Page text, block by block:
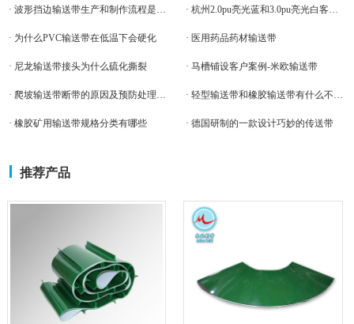
· 波形挡边输送带生产和制作流程是怎样的 · 杭州2.0pu亮光蓝和3.0pu亮光白客户案例-米欧输送带
· 为什么PVC输送带在低温下会硬化 · 医用药品药材输送带
· 尼龙输送带接头为什么硫化撕裂 · 马槽铺设客户案例-米欧输送带
· 爬坡输送带断带的原因及预防处理方法 · 轻型输送带和橡胶输送带有什么不一样的。
· 橡胶矿用输送带规格分类有哪些 · 德国研制的一款设计巧妙的传送带
推荐产品